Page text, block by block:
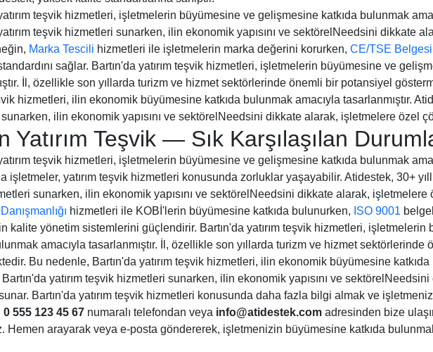
teşvik hizmetleri, işletmelerin büyümesine ve gelişmesine katkıda bulunmak
teşvik hizmetleri sunarken, ilin ekonomik yapısını ve sektörelNeedsini dikkate
Marka Tescili hizmetleri ile işletmelerin marka değerini korurken, CE/TSE Belgesi
sağlar. Bartın'da yatırım teşvik hizmetleri, işletmelerin büyümesine ve
İl, özellikle son yıllarda turizm ve hizmet sektörlerinde önemli bir potansiyel
hizmetleri, ilin ekonomik büyümesine katkıda bulunmak amacıyla tasarlanmıştır.
ilin ekonomik yapısını ve sektörelNeedsini dikkate alarak, işletmelere özel
Yatırım Teşvik — Sık Karşılaşılan
teşvik hizmetleri, işletmelerin büyümesine ve gelişmesine katkıda bulunmak
işletmeler, yatırım teşvik hizmetleri konusunda zorluklar yaşayabilir. Atidestek, 30+
sunarken, ilin ekonomik yapısını ve sektörelNeedsini dikkate alarak,
hizmetleri ile KOBİ'lerin büyümesine katkıda bulunurken, ISO 9001
kalite yönetim sistemlerini güçlendirir. Bartın'da yatırım teşvik hizmetleri,
amacıyla tasarlanmıştır. İl, özellikle son yıllarda turizm ve hizmet sektörlerinde
Bu nedenle, Bartın'da yatırım teşvik hizmetleri, ilin ekonomik büyümesine katkıda
yatırım teşvik hizmetleri sunarken, ilin ekonomik yapısını ve
Bartın'da yatırım teşvik hizmetleri konusunda daha fazla bilgi almak ve
0 555 123 45 67 numaralı telefondan veya info@atidestek.com adresinden bize
Hemen arayarak veya e-posta göndererek, işletmenizin büyümesine katkıda